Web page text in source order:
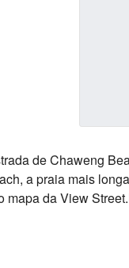
de Chaweng
a praia mais
mapa da View